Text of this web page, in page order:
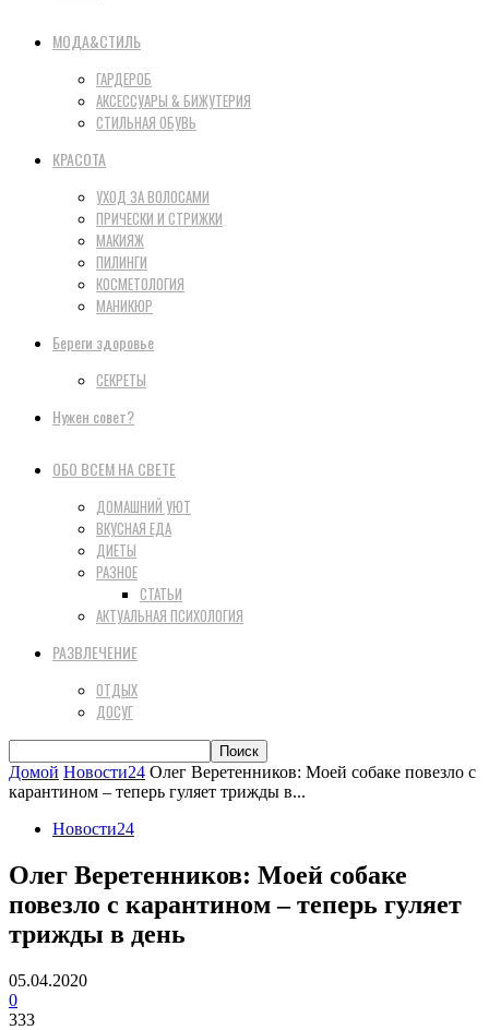
МОДА&СТИЛЬ
ГАРДЕРОБ
АКСЕССУАРЫ & БИЖУТЕРИЯ
СТИЛЬНАЯ ОБУВЬ
КРАСОТА
УХОД ЗА ВОЛОСАМИ
ПРИЧЕСКИ И СТРИЖКИ
МАКИЯЖ
ПИЛИНГИ
КОСМЕТОЛОГИЯ
МАНИКЮР
Береги здоровье
СЕКРЕТЫ
Нужен совет?
ОБО ВСЕМ НА СВЕТЕ
ДОМАШНИЙ УЮТ
ВКУСНАЯ ЕДА
ДИЕТЫ
РАЗНОЕ
СТАТЬИ
АКТУАЛЬНАЯ ПСИХОЛОГИЯ
РАЗВЛЕЧЕНИЕ
ОТДЫХ
ДОСУГ
Домой Новости24 Олег Веретенников: Моей собаке повезло с
карантином – теперь гуляет трижды в...
Новости24
Олег Веретенников: Моей собаке
повезло с карантином – теперь гуляет
трижды в день
05.04.2020
0
333